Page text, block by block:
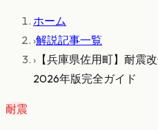
ホーム
›解説記事一覧
› 【兵庫県佐用町】耐震
2026年版完全ガイド
耐震